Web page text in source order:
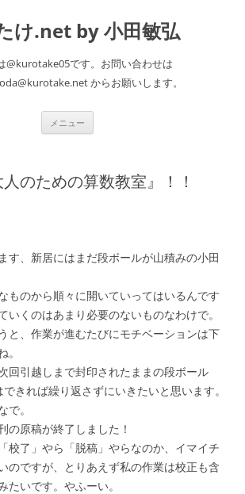
け.net by 小田敏弘
@kurotake05です。お問い合わせは
からお願いします。
メニュー
へ
ス
キ
のための算数教室』！！
す、新居にはまだ段ボールが山積みの小田
ものから順々に開いていってはいるんです
いくのはあまり必要のないものなわけで。
と、作業が進むたびにモチベーションは下
回引越しまで封印されたままの段ボール
きれば繰り返さずにいきたいと思います。
で。
の原稿が終了しました！
校了」やら「脱稿」やらなのか、イマイチ
のですが、とりあえず私の作業は校正も含
たいです。やふーい。